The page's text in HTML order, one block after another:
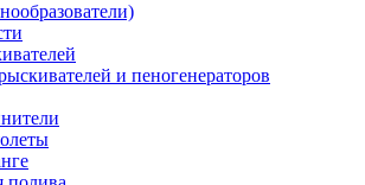
и пеногенераторов